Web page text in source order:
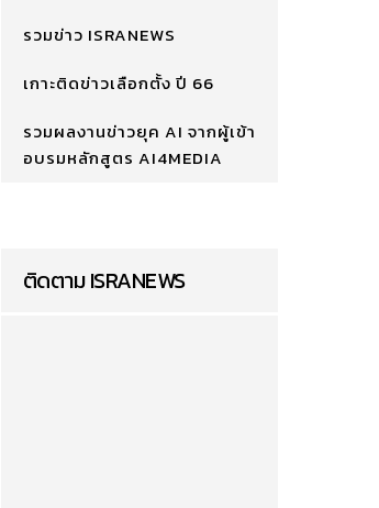
รวมข่าว ISRANEWS
เกาะติดข่าวเลือกตั้ง ปี 66
รวมผลงานข่าวยุค AI จากผู้เข้า
อบรมหลักสูตร AI4MEDIA
ติดตาม ISRANEWS